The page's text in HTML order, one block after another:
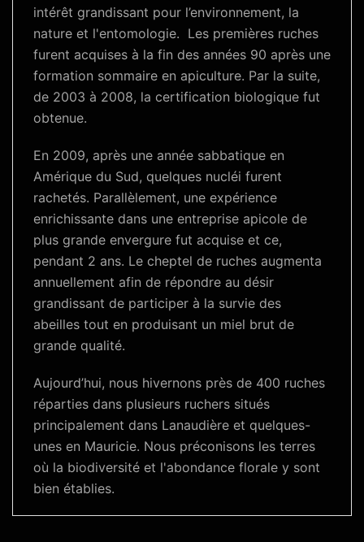
intérêt grandissant pour l’environnement, la
nature et l'entomologie. Les premières ruches
furent acquises à la fin des années 90 après une
formation sommaire en apiculture. Par la suite,
de 2003 à 2008, la certification biologique fut
obtenue.
En 2009, après une année sabbatique en
Amérique du Sud, quelques nucléi furent
rachetés. Parallèlement, une expérience
enrichissante dans une entreprise apicole de
plus grande envergure fut acquise et ce,
pendant 2 ans. Le cheptel de ruches augmenta
annuellement afin de répondre au désir
grandissant de participer à la survie des
abeilles tout en produisant un miel brut de
grande qualité.
Aujourd’hui, nous hivernons près de 400 ruches
réparties dans plusieurs ruchers situés
principalement dans Lanaudière et quelques-
unes en Mauricie. Nous préconisons les terres
où la biodiversité et l'abondance florale y sont
bien établies.